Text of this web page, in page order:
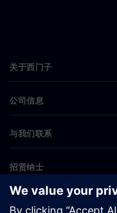
关于西门子
公司信息
与我们联系
招贤纳士